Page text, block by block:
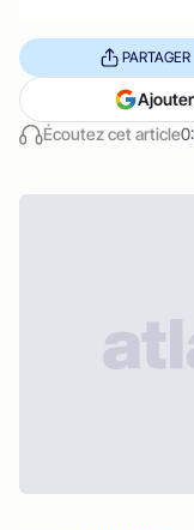
Écoutez cet article
PARTAGER